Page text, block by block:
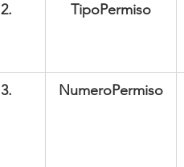
2. TipoPermiso
3. NumeroPermiso